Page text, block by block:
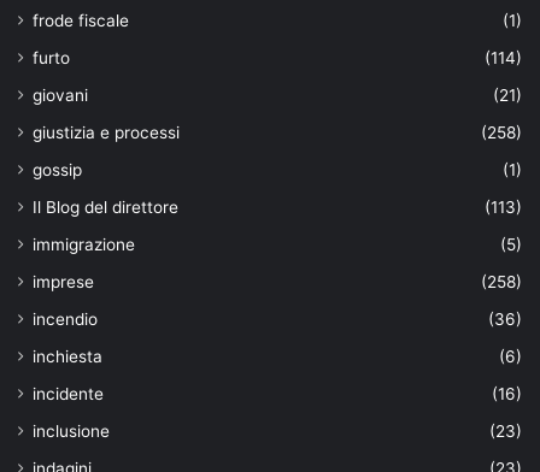
frode fiscale
(1)
furto
(114)
giovani
(21)
giustizia e processi
(258)
gossip
(1)
Il Blog del direttore
(113)
immigrazione
(5)
imprese
(258)
incendio
(36)
inchiesta
(6)
incidente
(16)
inclusione
(23)
indagini
(23)